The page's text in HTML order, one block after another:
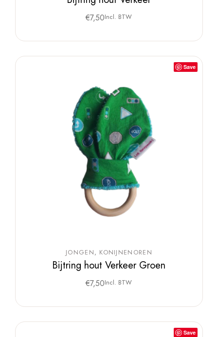
€7,50Incl. BTW
Save
JONGEN KONIJNENOREN
Bijtring hout Verkeer Groen
€7,50Incl. BTW
Save